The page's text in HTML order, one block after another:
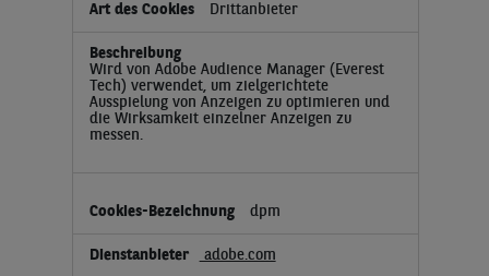
Drittanbieter
Wird von Adobe Audience Manager (Everest
Tech) verwendet, um zielgerichtete
Ausspielung von Anzeigen zu optimieren und
die Wirksamkeit einzelner Anzeigen zu
messen.
dpm
adobe.com